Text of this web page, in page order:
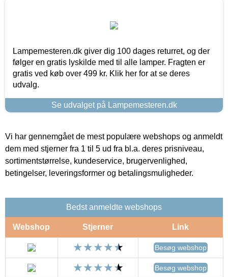
Lampemesteren.dk giver dig 100 dages returret, og der
følger en gratis lyskilde med til alle lamper. Fragten er
gratis ved køb over 499 kr. Klik her for at se deres
udvalg.
Se udvalget på Lampemesteren.dk
Vi har gennemgået de mest populære webshops og anmeldt
dem med stjerner fra 1 til 5 ud fra bl.a. deres prisniveau,
sortimentstørrelse, kundeservice, brugervenlighed,
betingelser, leveringsformer og betalingsmuligheder.
Bedst anmeldte webshops
Webshop Stjerner Link
Besøg webshop
Besøg webshop